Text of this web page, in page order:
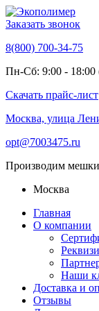
Заказать звонок
8(800) 700-34-75
Пн-Сб: 9:00 -
Скачать прайс-лист
Москва, улица
opt@7003475.ru
Производим мешки
Москва
Главная
О компании
Наши
Доставка и
Отзывы